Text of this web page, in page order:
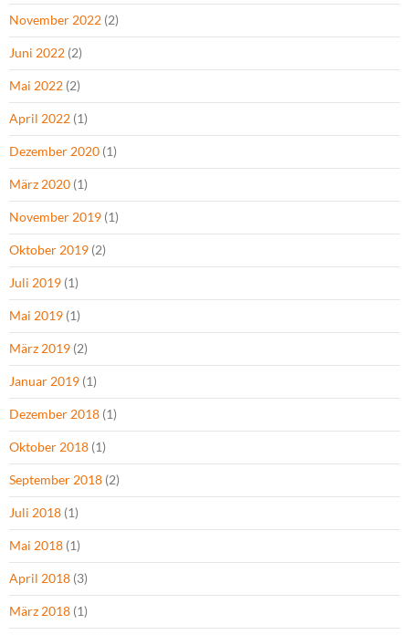
November 2022 (2)
Juni 2022 (2)
Mai 2022 (2)
April 2022 (1)
Dezember 2020 (1)
März 2020 (1)
November 2019 (1)
Oktober 2019 (2)
Juli 2019 (1)
Mai 2019 (1)
März 2019 (2)
Januar 2019 (1)
Dezember 2018 (1)
Oktober 2018 (1)
September 2018 (2)
Juli 2018 (1)
Mai 2018 (1)
April 2018 (3)
März 2018 (1)